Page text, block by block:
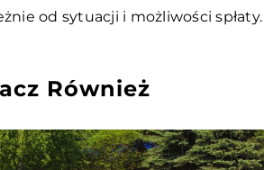
od sytuacji i możliwości spłaty.
Również